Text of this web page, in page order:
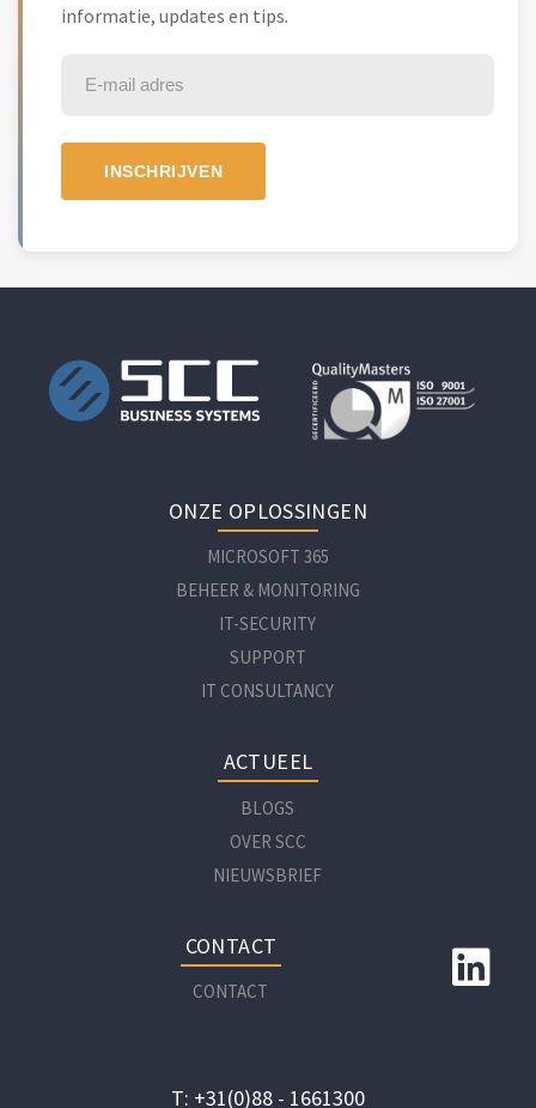
informatie, updates en tips.
ONZE OPLOSSINGEN
MICROSOFT 365
BEHEER & MONITORING
IT-SECURITY
SUPPORT
IT CONSULTANCY
ACTUEEL
BLOGS
OVER SCC
NIEUWSBRIEF
CONTACT
CONTACT
T: +31(0)88 - 1661300